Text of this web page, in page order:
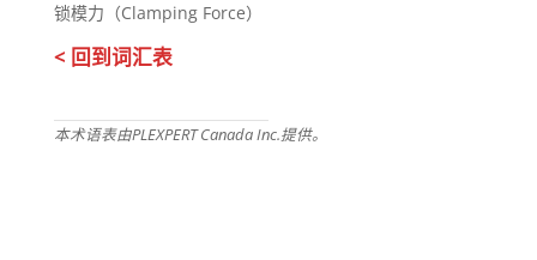
锁模力（Clamping Force）
< 回到词汇表
本术语表由PLEXPERT Canada Inc.提供。